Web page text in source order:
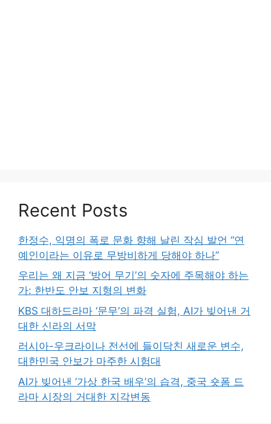
Recent Posts
한정수, 익명의 폭로 문화 향해 날린 작심 발언 “연
예인이라는 이유로 무방비하게 당해야 하나”
우리는 왜 지금 ‘방어 무기’의 숫자에 주목해야 하는
가: 한반도 안보 지형의 변화
KBS 대하드라마 ‘문무’의 파격 실험, AI가 빚어낸 거
대한 신라의 서막
러시아-우크라이나 전선에 들이닥친 새로운 변수,
대한민국 안보가 마주한 시험대
AI가 빚어낸 ‘가상 한국 배우’의 습격, 중국 숏폼 드
라마 시장의 거대한 지각변동